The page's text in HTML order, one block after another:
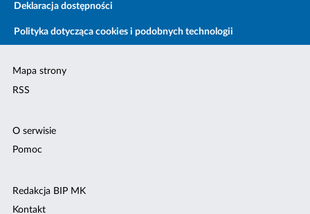
Deklaracja dostępności
Polityka dotycząca cookies i podobnych technologii
Mapa strony
RSS
O serwisie
Pomoc
Redakcja BIP MK
Kontakt